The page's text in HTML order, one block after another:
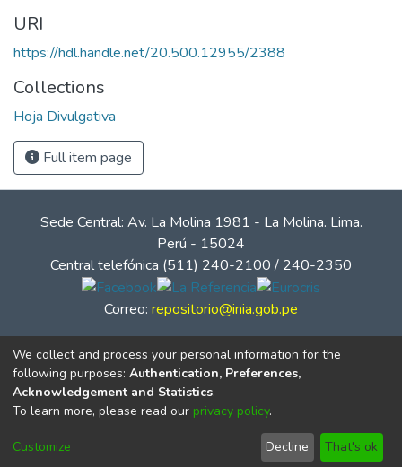
URI
https://hdl.handle.net/20.500.12955/2388
Collections
Hoja Divulgativa
Full item page
Sede Central: Av. La Molina 1981 - La Molina. Lima.
Perú - 15024
Central telefónica (511) 240-2100 / 240-2350
Correo: repositorio@inia.gob.pe
© Instituto Nacional de Innovación Agraria - INIA
We collect and process your personal information for the
following purposes: Authentication, Preferences,
Acknowledgement and Statistics.
To learn more, please read our privacy policy.
Customize Decline That's ok